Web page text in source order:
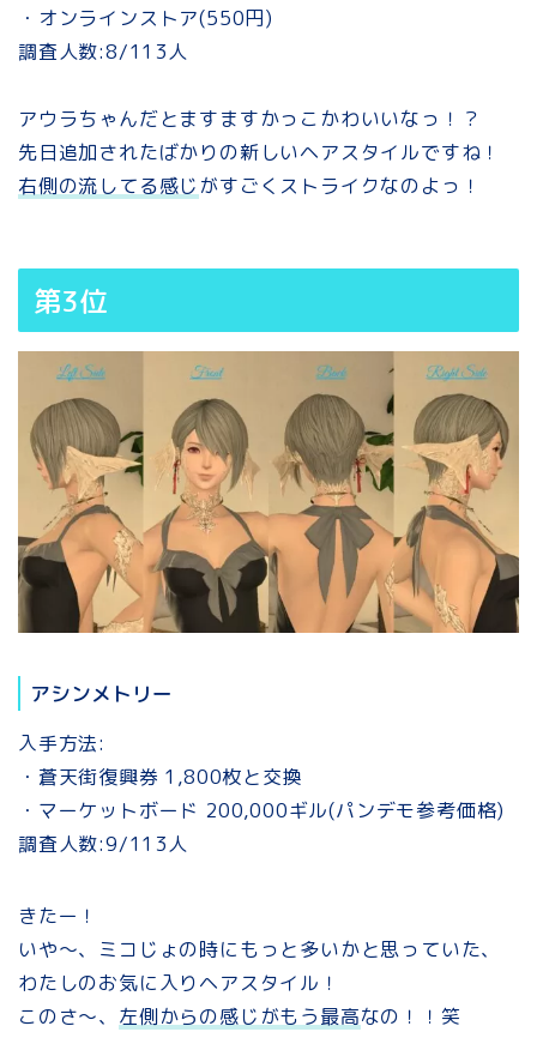
・オンラインストア(550円)
調査人数:8/113人
アウラちゃんだとますますかっこかわいいなっ！？
先日追加されたばかりの新しいヘアスタイルですね！
右側の流してる感じ がすごくストライクなのよっ！
第3位
アシンメトリー
入手方法:
・蒼天街復興券 1,800枚と交換
・マーケットボード 200,000ギル(パンデモ参考価格)
調査人数:9/113人
きたー！
いや～、ミコじょの時にもっと多いかと思っていた、
わたしのお気に入りヘアスタイル！
このさ～、 左側からの感じがもう最高なの！！笑